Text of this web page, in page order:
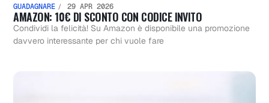
GUADAGNARE 29 APR 2026
AMAZON: 10€ DI SCONTO CON CODICE INVITO
Condividi la felicità! Su Amazon è disponibile una promozione
davvero interessante per chi vuole fare